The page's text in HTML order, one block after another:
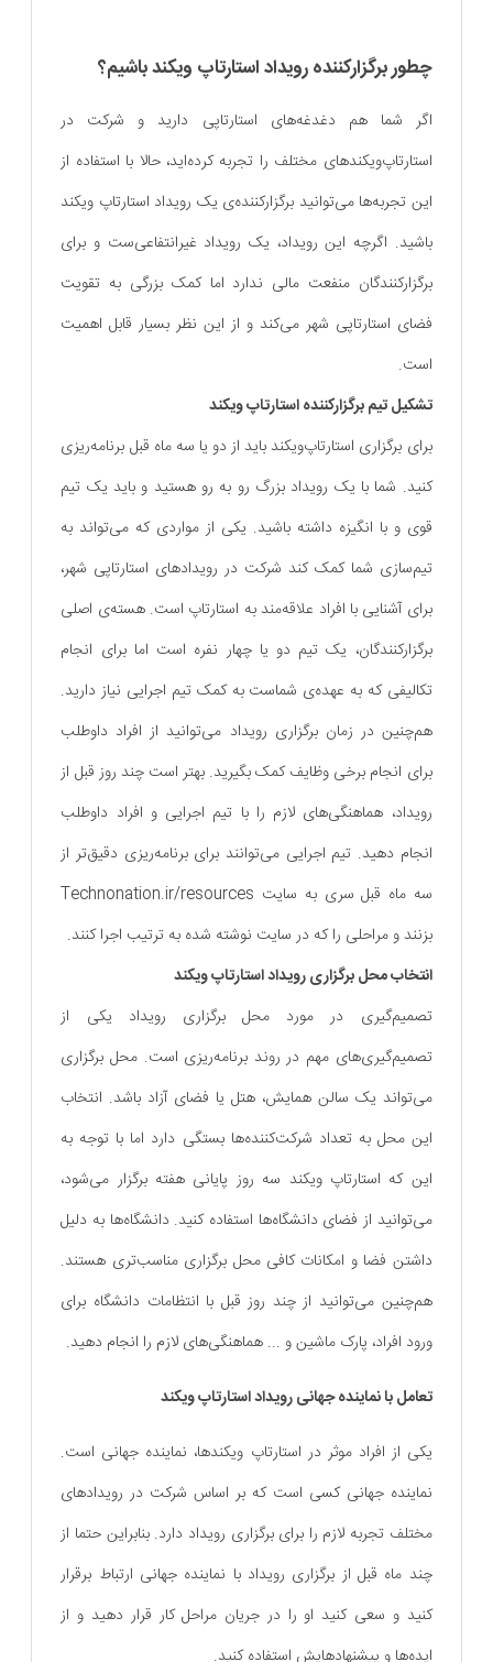
چطور برگزارکننده‌ رویداد استارتاپ ویکند باشیم؟
اگر شما هم دغدغه‌های استارتاپی دارید و شرکت در
استارتاپ‌‌ویکندهای مختلف را تجربه کرده‌اید، حالا با استفاده از
این تجربه‌ها می‌توانید برگزارکننده‌ی یک رویداد استارتاپ ویکند
باشید. اگرچه این رویداد، یک رویداد غیرانتفاعی‌ست و برای
برگزارکنندگان منفعت مالی ندارد اما کمک بزرگی به تقویت
فضای استارتاپی شهر می‌کند و از این نظر بسیار قابل اهمیت
است.
تشکیل تیم برگزارکننده‌ استارتاپ ویکند
برای برگزاری استارتاپ‌ویکند باید از دو یا سه ماه قبل برنامه‌ریزی
کنید. شما با یک رویداد بزرگ رو به رو هستید و باید یک تیم
قوی و با انگیزه داشته باشید. یکی از مواردی که می‌تواند به
تیم‌سازی شما کمک کند شرکت در رویدادهای استارتاپی شهر،
برای آشنایی با افراد علاقه‌مند به استارتاپ است. هسته‌ی اصلی
برگزارکنندگان، یک تیم دو یا چهار نفره‌ است اما برای انجام
تکالیفی که به عهده‌ی شماست به کمک تیم اجرایی نیاز دارید.
هم‌چنین در زمان برگزاری رویداد می‌توانید از افراد داوطلب
برای انجام برخی وظایف کمک بگیرید. بهتر است چند روز قبل از
رویداد، هماهنگی‌های لازم را با تیم اجرایی و افراد داوطلب
انجام دهید. تیم اجرایی می‌توانند برای برنامه‌ریزی دقیق‌تر از
سه ماه قبل سری به سایت Technonation.ir/resources
بزنند و مراحلی را که در سایت نوشته شده به ترتیب اجرا کنند.
انتخاب محل برگزاری رویداد استارتاپ ویکند
تصمیم‌گیری در مورد محل برگزاری رویداد یکی از
تصمیم‌گیری‌های مهم در روند برنامه‌ریزی‌ است. محل برگزاری
می‌تواند یک سالن همایش، هتل یا فضای آزاد باشد. انتخاب
این محل به تعداد شرکت‌کننده‌ها بستگی دارد اما با توجه به
این که استارتاپ ویکند سه روز پایانی هفته برگزار می‌شود،
می‌توانید از فضای دانشگاه‌ها استفاده کنید. دانشگاه‌ها به دلیل
داشتن فضا و امکانات کافی محل برگزاری مناسب‌تری هستند.
هم‌چنین می‌توانید از چند روز قبل با انتظامات دانشگاه برای
ورود افراد، پارک ماشین و ... هماهنگی‌های لازم را انجام دهید.
تعامل با نماینده جهانی رویداد استارتاپ ویکند
یکی از افراد موثر در استارتاپ ویکندها، نماینده جهانی‌ است.
نماینده جهانی کسی‌ است که بر اساس شرکت در رویدادهای
مختلف تجربه لازم را برای برگزاری رویداد دارد. بنابراین حتما از
چند ماه قبل از برگزاری رویداد با نماینده جهانی ارتباط برقرار
کنید و سعی کنید او را در جریان مراحل کار قرار دهید و از
ایده‌ها و پیشنهادهایش استفاده کنید.